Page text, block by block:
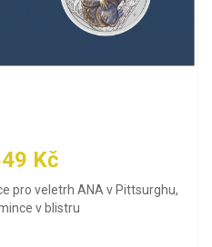
Kč
pro veletrh ANA v Pittsurghu,
v blistru